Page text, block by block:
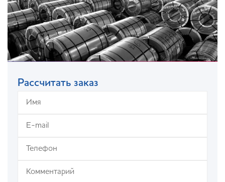
Рассчитать заказ